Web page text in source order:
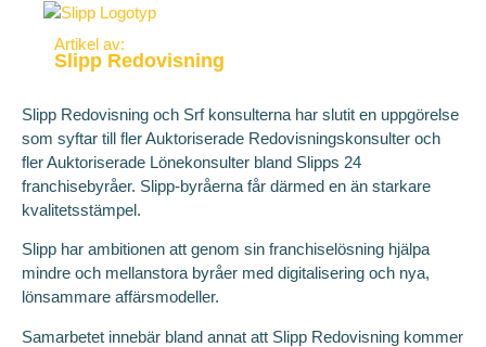
Artikel av:
Slipp Redovisning
Slipp Redovisning och Srf konsulterna har slutit en uppgörelse
som syftar till fler Auktoriserade Redovisningskonsulter och
fler Auktoriserade Lönekonsulter bland Slipps 24
franchisebyråer. Slipp-byråerna får därmed en än starkare
kvalitetsstämpel.
Slipp har ambitionen att genom sin franchiselösning hjälpa
mindre och mellanstora byråer med digitalisering och nya,
lönsammare affärsmodeller.
Samarbetet innebär bland annat att Slipp Redovisning kommer